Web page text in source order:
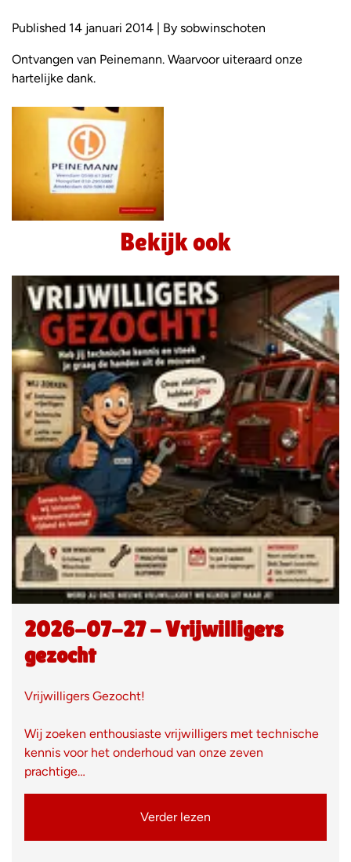
Published 14 januari 2014 | By sobwinschoten
Ontvangen van Peinemann. Waarvoor uiteraard onze
hartelijke dank.
Foto
Bekijk ook
2026-07-27 - Vrijwilligers
gezocht
Vrijwilligers Gezocht!
Wij zoeken enthousiaste vrijwilligers met technische
kennis voor het onderhoud van onze zeven
prachtige…
Verder lezen